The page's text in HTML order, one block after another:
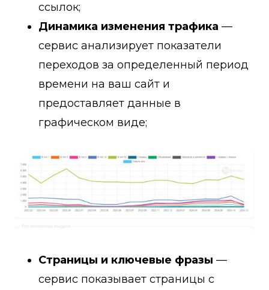
ссылок;
Динамика изменения трафика —
сервис анализирует показатели
переходов за определенный период
времени на ваш сайт и
предоставляет данные в
графическом виде;
Страницы и ключевые фразы —
сервис показывает страницы с